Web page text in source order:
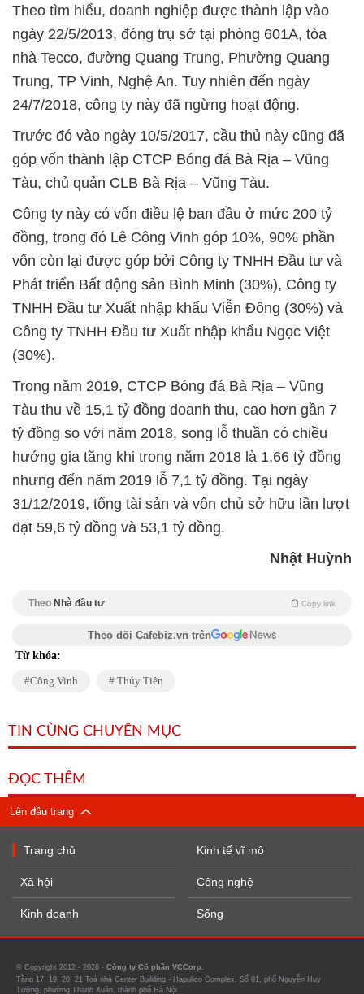
Theo tìm hiểu, doanh nghiệp được thành lập vào
ngày 22/5/2013, đóng trụ sở tại phòng 601A, tòa
nhà Tecco, đường Quang Trung, Phường Quang
Trung, TP Vinh, Nghệ An. Tuy nhiên đến ngày
24/7/2018, công ty này đã ngừng hoạt động.
Trước đó vào ngày 10/5/2017, cầu thủ này cũng đã
góp vốn thành lập CTCP Bóng đá Bà Rịa – Vũng
Tàu, chủ quản CLB Bà Rịa – Vũng Tàu.
Công ty này có vốn điều lệ ban đầu ở mức 200 tỷ
đồng, trong đó Lê Công Vinh góp 10%, 90% phần
vốn còn lại được góp bởi Công ty TNHH Đầu tư và
Phát triển Bất động sản Bình Minh (30%), Công ty
TNHH Đầu tư Xuất nhập khẩu Viễn Đông (30%) và
Công ty TNHH Đầu tư Xuất nhập khẩu Ngọc Việt
(30%).
Trong năm 2019, CTCP Bóng đá Bà Rịa – Vũng
Tàu thu về 15,1 tỷ đồng doanh thu, cao hơn gần 7
tỷ đồng so với năm 2018, song lỗ thuần có chiều
hướng gia tăng khi trong năm 2018 là 1,66 tỷ đồng
nhưng đến năm 2019 lỗ 7,1 tỷ đồng. Tại ngày
31/12/2019, tổng tài sản và vốn chủ sở hữu lần lượt
đạt 59,6 tỷ đồng và 53,1 tỷ đồng.
Nhật Huỳnh
Theo Nhà đầu tư Copy link
Theo dõi Cafebiz.vn trên
Từ khóa:
Công Vinh Thủy Tiên
TIN CÙNG CHUYÊN MỤC
ĐỌC THÊM
Lên đầu trang
Trang chủ
Xã hội
Kinh doanh
Kinh tế vĩ mô
Công nghệ
Sống
© Copyright 2012 - 2026 - Công ty Cổ phần VCCorp.
Tầng 17, 19, 20, 21 Toà nhà Center Building - Hapulico Complex, Số 01, phố Nguyễn Huy
Tưởng, phường Thanh Xuân, thành phố Hà Nội